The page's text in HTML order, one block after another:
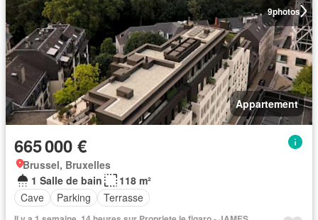
9photos
Appartement
665 000 €
Brussel, Bruxelles
1 Salle de bain
118 m²
Cave
Parking Terrasse